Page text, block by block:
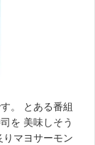
。 とある番組
を 美味しそう
マヨサーモン